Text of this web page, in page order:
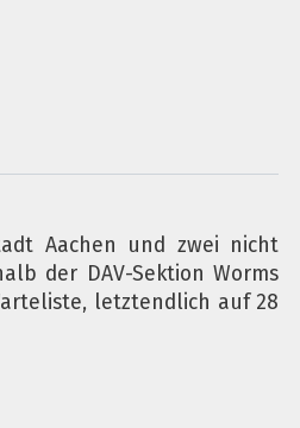
Aachen und zwei nicht
der DAV-Sektion Worms
letztendlich auf 28